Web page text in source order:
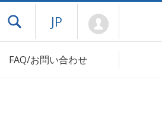
ドロワーメニューを開く
JP
FAQ/お問い合わせ